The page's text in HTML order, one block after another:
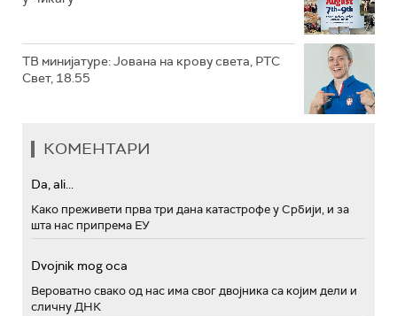
ТВ минијатуре: Јована на крову света, РТС
Свет, 18.55
КОМЕНТАРИ
Da, ali...
Како преживети прва три дана катастрофе у Србији, и за
шта нас припрема ЕУ
Dvojnik mog oca
Вероватно свако од нас има свог двојника са којим дели и
сличну ДНК